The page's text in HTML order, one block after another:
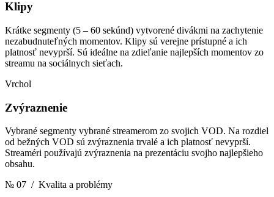
Klipy
Krátke segmenty (5 – 60 sekúnd) vytvorené divákmi na zachytenie
nezabudnuteľných momentov. Klipy sú verejne prístupné a ich
platnosť nevyprší. Sú ideálne na zdieľanie najlepších momentov zo
streamu na sociálnych sieťach.
Vrchol
Zvýraznenie
Vybrané segmenty vybrané streamerom zo svojich VOD. Na rozdiel
od bežných VOD sú zvýraznenia trvalé a ich platnosť nevyprší.
Streaméri používajú zvýraznenia na prezentáciu svojho najlepšieho
obsahu.
№ 07 / Kvalita a problémy